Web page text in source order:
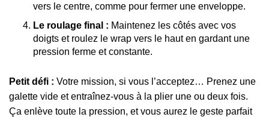
vers le centre, comme pour fermer une enveloppe.
Le roulage final : Maintenez les côtés avec vos
doigts et roulez le wrap vers le haut en gardant une
pression ferme et constante.
Petit défi : Votre mission, si vous l’acceptez… Prenez une
galette vide et entraînez-vous à la plier une ou deux fois.
Ça enlève toute la pression, et vous aurez le geste parfait